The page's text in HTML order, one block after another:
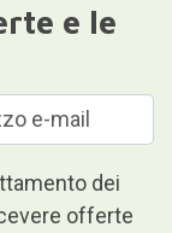
e le
dei
offerte